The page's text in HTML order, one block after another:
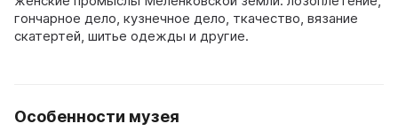
гончарное дело, кузнечное дело, ткачество, вязание
скатертей, шитье одежды и другие.
Особенности музея